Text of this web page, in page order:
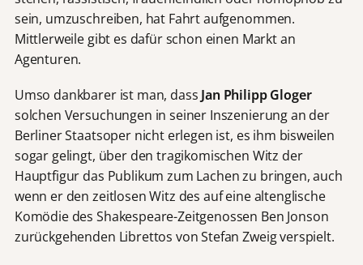
sein, umzuschreiben, hat Fahrt aufgenommen.
Mittlerweile gibt es dafür schon einen Markt an
Agenturen.
Umso dankbarer ist man, dass Jan Philipp Gloger
solchen Versuchungen in seiner Inszenierung an der
Berliner Staatsoper nicht erlegen ist, es ihm bisweilen
sogar gelingt, über den tragikomischen Witz der
Hauptfigur das Publikum zum Lachen zu bringen, auch
wenn er den zeitlosen Witz des auf eine altenglische
Komödie des Shakespeare-Zeitgenossen Ben Jonson
zurückgehenden Librettos von Stefan Zweig verspielt.